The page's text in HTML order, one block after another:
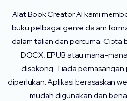
Alat Book Creator AI kami
buku pelbagai genre dalam
dalam talian dan percuma. Cipta
DOCX, EPUB atau mana-
disokong. Tiada pemasangan
diperlukan. Aplikasi berasaskan
mudah digunakan dan